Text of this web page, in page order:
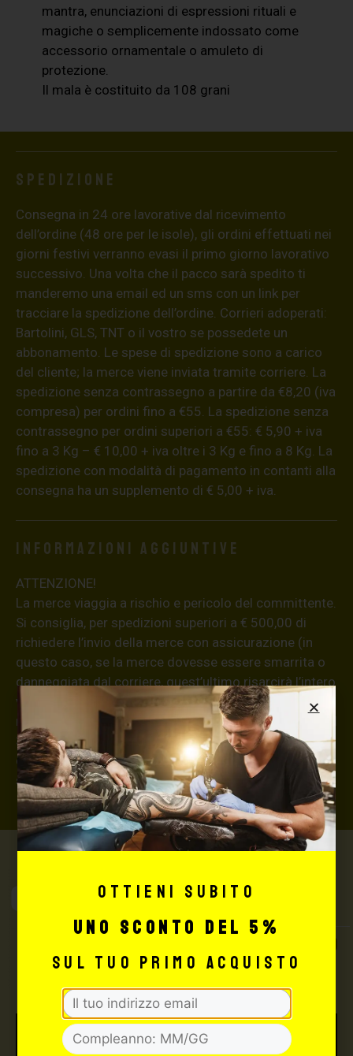
mantra, enunciazioni di espressioni rituali e
magiche o semplicemente indossato come
accessorio ornamentale o amuleto di
protezione.
Il mala è costituito da 108 grani
Spedizione
Consegna in 24 ore lavorative dal ricevimento
dell’ordine (48 ore per le isole), gli ordini effettuati nei
giorni festivi verranno evasi il primo giorno lavorativo
successivo. Una volta che il pacco sarà spedito ti
manderemo una email ed un sms con un link per
tracciare la spedizione dell’ordine. Corrieri adoperati:
Bartolini, GLS, TNT o il vostro se possedete un
abbonamento. Le spese di spedizione sono a carico
del cliente; la merce viene inviata tramite corriere. La
spedizione senza contrassegno a partire da €8,20 (iva
compresa) per ordini fino a €55. La spedizione senza
contrassegno per ordini superiori a €55: € 5,90 + iva
fino a 3 Kg – € 10,00 + iva oltre i 3 Kg e fino a 8 Kg. La
spedizione con modalità di pagamento in contanti alla
consegna ha un supplemento di € 5,00 + iva.
Informazioni aggiuntive
ATTENZIONE!
La merce viaggia a rischio e pericolo del committente.
Si consiglia, per spedizioni superiori a € 500,00 di
richiedere l’invio della merce con assicurazione (in
questo caso, se la merce dovesse essere smarrita o
danneggiata dal corriere, quest’ultimo risarcirà l’intero
valore della merce, in caso contrario nessuno
rimborserà il destinatario) con un costo aggiuntivo del
3,5% sul valore totale del carrello, da richiedere prima
di concludere il pagamento al seguente indirizzo:
shop@maxsignorello.it.
Max Signorello
TUTTO PER IL TUO
TATTOO STUDIO
Ottieni subito
uno sconto del 5%
sul tuo primo acquisto